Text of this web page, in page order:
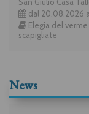
San Giulio Casa
dal 20.08.2026
Elegia del
scapigliate
News